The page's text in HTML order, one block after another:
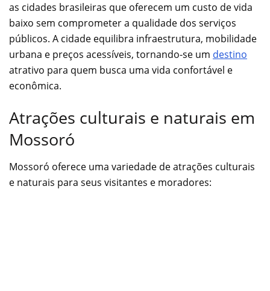
as cidades brasileiras que oferecem um custo de vida
baixo sem comprometer a qualidade dos serviços
públicos. A cidade equilibra infraestrutura, mobilidade
urbana e preços acessíveis, tornando-se um destino
atrativo para quem busca uma vida confortável e
econômica.
Atrações culturais e naturais em
Mossoró
Mossoró oferece uma variedade de atrações culturais
e naturais para seus visitantes e moradores: